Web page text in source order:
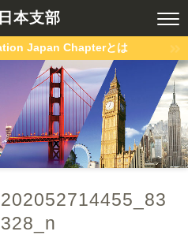
本支部
Japan Chapterとは